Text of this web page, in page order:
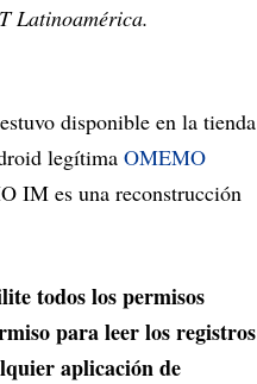
Latinoamérica.
disponible en la tienda
legítima OMEMO
IM es una reconstrucción
todos los permisos
para leer los registros
aplicación de